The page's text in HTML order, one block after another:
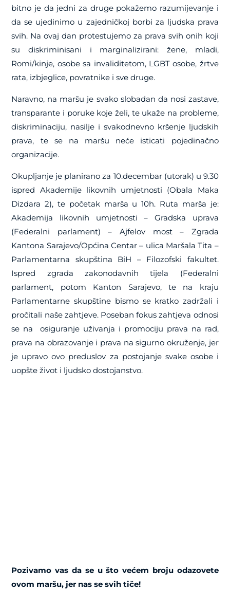
bitno je da jedni za druge pokažemo razumijevanje i
da se ujedinimo u zajedničkoj borbi za ljudska prava
svih. Na ovaj dan protestujemo za prava svih onih koji
su diskriminisani i marginalizirani: žene, mladi,
Romi/kinje, osobe sa invaliditetom, LGBT osobe, žrtve
rata, izbjeglice, povratnike i sve druge.
Naravno, na maršu je svako slobadan da nosi zastave,
transparante i poruke koje želi, te ukaže na probleme,
diskriminaciju, nasilje i svakodnevno kršenje ljudskih
prava, te se na maršu neće isticati pojedinačno
organizacije.
Okupljanje je planirano za 10.decembar (utorak) u 9.30
ispred Akademije likovnih umjetnosti (Obala Maka
Dizdara 2), te početak marša u 10h. Ruta marša je:
Akademija likovnih umjetnosti – Gradska uprava
(Federalni parlament) – Ajfelov most – Zgrada
Kantona Sarajevo/Općina Centar – ulica Maršala Tita –
Parlamentarna skupština BiH – Filozofski fakultet.
Ispred zgrada zakonodavnih tijela (Federalni
parlament, potom Kanton Sarajevo, te na kraju
Parlamentarne skupštine bismo se kratko zadržali i
pročitali naše zahtjeve. Poseban fokus zahtjeva odnosi
se na osiguranje uživanja i promociju prava na rad,
prava na obrazovanje i prava na sigurno okruženje, jer
je upravo ovo preduslov za postojanje svake osobe i
uopšte život i ljudsko dostojanstvo.
Pozivamo vas da se u što većem broju odazovete
ovom maršu, jer nas se svih tiče!